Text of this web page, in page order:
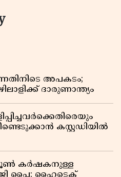
അപകടം;
ദാരുണാന്ത്യം
കസ്റ്റഡിയിൽ
കൂൺ കർഷകനുള്ള